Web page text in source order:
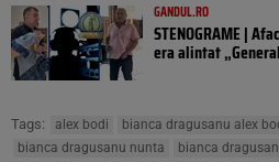
GANDUL.RO
STENOGRAME |
era alintat
Tags: alex bodi bianca dragusanu alex
bianca dragusanu nunta
bianca